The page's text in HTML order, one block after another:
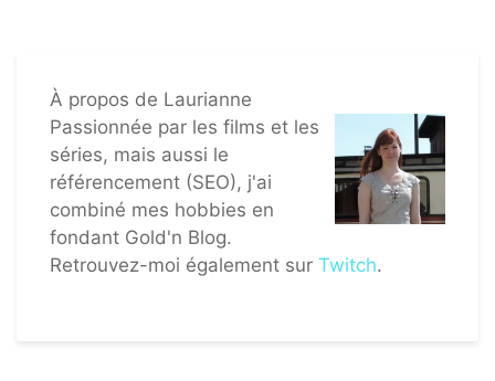
À propos de Laurianne
Passionnée par les films et les
séries, mais aussi le
référencement (SEO), j'ai
combiné mes hobbies en
fondant Gold'n Blog.
Retrouvez-moi également sur Twitch.